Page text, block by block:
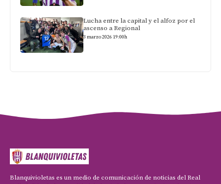
Lucha entre la capital y el alfoz por el
ascenso a Regional
3 marzo 2026 19:00h
Blanquivioletas es un medio de comunicación de noticias del Real